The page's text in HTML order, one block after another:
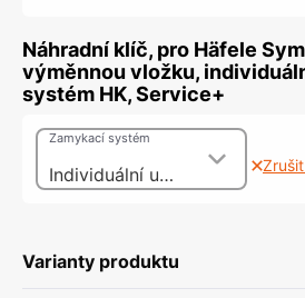
Náhradní klíč, pro Häfele
výměnnou vložku,
systém HK, Service+
Individuální uzamykací systém HK
Zamykací systém
Varianty produktu